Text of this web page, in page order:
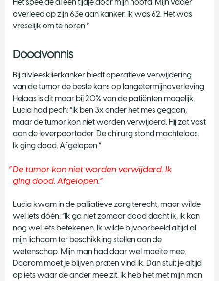
Het speelde al een tijdje door mijn hoofd. Mijn vader
overleed op zijn 63e aan kanker. Ik was 62. Het was
vreselijk om te horen.”
Doodvonnis
Bijalvleesklierkanker biedt operatieve verwijdering
van de tumor de beste kans op langetermijnoverleving.
Helaas is dit maar bij 20% van de patiënten mogelijk.
Lucia had pech: “Ik ben 3x onder het mes gegaan,
maar de tumor kon niet worden verwijderd. Hij zat vast
aan de leverpoortader. De chirurg stond machteloos.
Ik ging dood. Afgelopen.”
De tumor kon niet worden verwijderd. Ik
ging dood. Afgelopen.
Lucia kwam in de palliatieve zorg terecht, maar wilde
wel iets dóén: “Ik ga niet zomaar dood dacht ik, ik kan
nog wel iets betekenen. Ik wilde bijvoorbeeld altijd al
mijn lichaam ter beschikking stellen aan de
wetenschap. Mijn man had daar wel moeite mee.
Daarom moet je blijven praten vind ik. Dan stuit je altijd
op iets waar de ander mee zit. Ik heb het met mijn man